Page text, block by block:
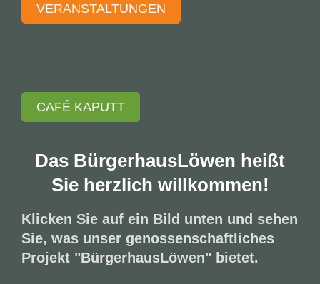
VERANSTALTUNGEN
CAFÉ KAPUTT
Das BürgerhausLöwen heißt
Sie herzlich willkommen!
Klicken Sie auf ein Bild unten und sehen
Sie, was unser genossenschaftliches
Projekt "BürgerhausLöwen" bietet.